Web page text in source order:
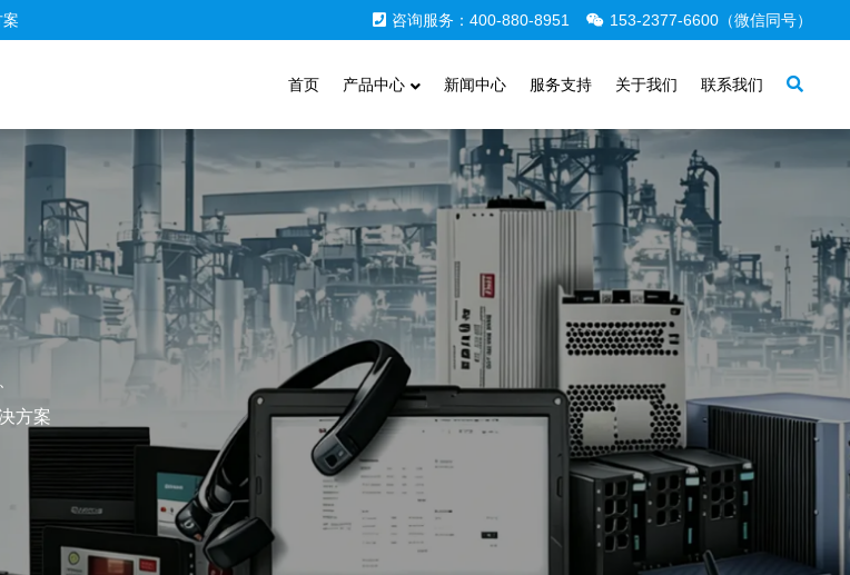
咨询服务：400-880-8951 153-2377-6600（微信同号）
首页 产品中心 新闻中心 服务支持 关于我们 联系我们
方案